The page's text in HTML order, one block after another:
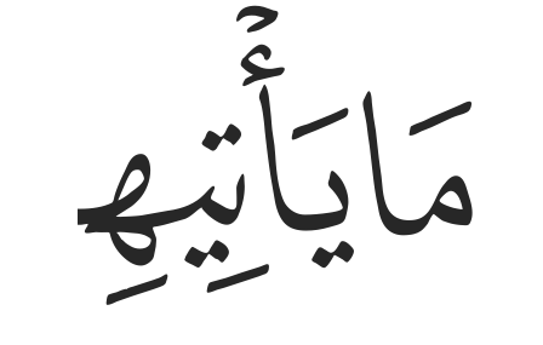
ما ياتيهم من ذكر من ربهم محدث الا استمعوه وهم
مَا يَأْتِيهِم مِّن ذِكْرٍۢ مِّن رَّبِّهِم مُّحْدَثٍ إِلَّا ٱسْتَمَعُوهُ وَهُمْ
ﱉﱊ